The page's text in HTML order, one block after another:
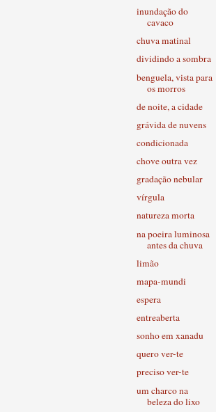
inundação do
cavaco
chuva matinal
dividindo a sombra
benguela, vista para
os morros
de noite, a cidade
grávida de nuvens
condicionada
chove outra vez
gradação nebular
vírgula
natureza morta
na poeira luminosa
antes da chuva
limão
mapa-mundi
espera
entreaberta
sonho em xanadu
quero ver-te
preciso ver-te
um charco na
beleza do lixo